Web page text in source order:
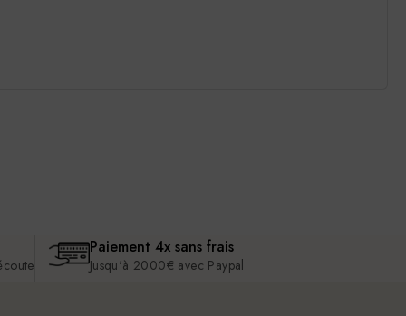
Paiement 4x sans frais
Jusqu'à 2000€ avec Paypal